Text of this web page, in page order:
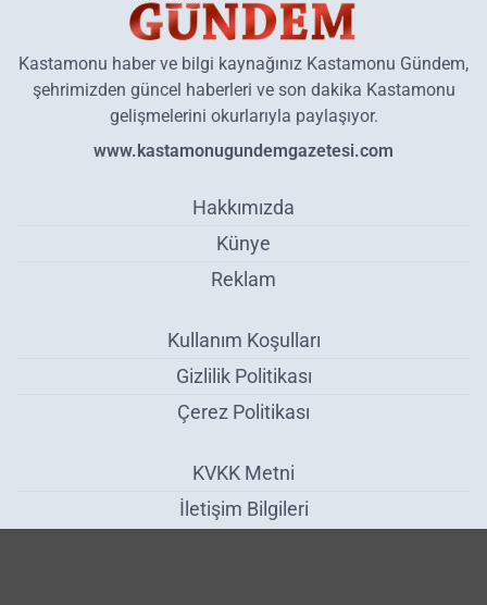
Kastamonu haber ve bilgi kaynağınız Kastamonu Gündem,
şehrimizden güncel haberleri ve son dakika Kastamonu
gelişmelerini okurlarıyla paylaşıyor.
www.kastamonugundemgazetesi.com
Hakkımızda
Künye
Reklam
Kullanım Koşulları
Gizlilik Politikası
Çerez Politikası
KVKK Metni
İletişim Bilgileri